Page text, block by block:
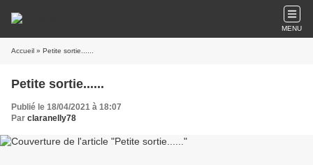
MENU
Accueil » Petite sortie......
Petite sortie......
Publié le 18/04/2021 à 18:07
Par claranelly78